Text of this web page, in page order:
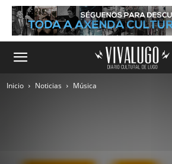
Inicio Noticias Música